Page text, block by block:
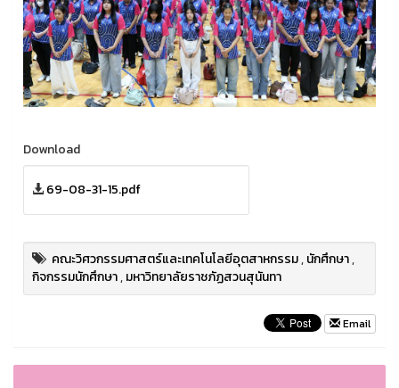
Download
69-08-31-15.pdf
คณะวิศวกรรมศาสตร์และเทคโนโลยีอุตสาหกรรม,นักศึกษา,
กิจกรรมนักศึกษา,มหาวิทยาลัยราชภัฏสวนสุนันทา
Email